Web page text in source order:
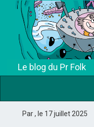
Le blog du Pr Folk
Par , le 17 juillet 2025